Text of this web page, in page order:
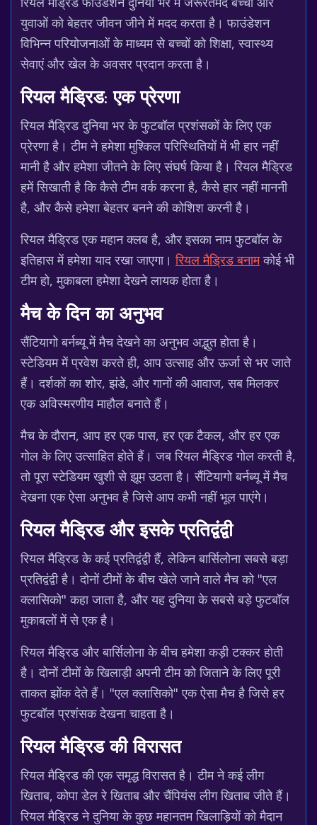
युवाओं को बेहतर जीवन जीने में मदद करता है। फाउंडेशन
विभिन्न परियोजनाओं के माध्यम से बच्चों को शिक्षा, स्वास्थ्य
सेवाएं और खेल के अवसर प्रदान करता है।
रियल मैड्रिड: एक प्रेरणा
रियल मैड्रिड दुनिया भर के फुटबॉल प्रशंसकों के लिए एक
प्रेरणा है। टीम ने हमेशा मुश्किल परिस्थितियों में भी हार नहीं
मानी है और हमेशा जीतने के लिए संघर्ष किया है। रियल मैड्रिड
हमें सिखाती है कि कैसे टीम वर्क करना है, कैसे हार नहीं माननी
है, और कैसे हमेशा बेहतर बनने की कोशिश करनी है।
रियल मैड्रिड एक महान क्लब है, और इसका नाम फुटबॉल के
इतिहास में हमेशा याद रखा जाएगा।रियल मैड्रिड बनामकोई भी
टीम हो, मुकाबला हमेशा देखने लायक होता है।
मैच के दिन का अनुभव
सैंटियागो बर्नब्यू में मैच देखने का अनुभव अद्भुत होता है।
स्टेडियम में प्रवेश करते ही, आप उत्साह और ऊर्जा से भर जाते
हैं। दर्शकों का शोर, झंडे, और गानों की आवाज, सब मिलकर
एक अविस्मरणीय माहौल बनाते हैं।
मैच के दौरान, आप हर एक पास, हर एक टैकल, और हर एक
गोल के लिए उत्साहित होते हैं। जब रियल मैड्रिड गोल करती है,
तो पूरा स्टेडियम खुशी से झूम उठता है। सैंटियागो बर्नब्यू में मैच
देखना एक ऐसा अनुभव है जिसे आप कभी नहीं भूल पाएंगे।
रियल मैड्रिड और इसके प्रतिद्वंद्वी
रियल मैड्रिड के कई प्रतिद्वंद्वी हैं, लेकिन बार्सिलोना सबसे बड़ा
प्रतिद्वंद्वी है। दोनों टीमों के बीच खेले जाने वाले मैच को "एल
क्लासिको" कहा जाता है, और यह दुनिया के सबसे बड़े फुटबॉल
मुकाबलों में से एक है।
रियल मैड्रिड और बार्सिलोना के बीच हमेशा कड़ी टक्कर होती
है। दोनों टीमों के खिलाड़ी अपनी टीम को जिताने के लिए पूरी
ताकत झोंक देते हैं। "एल क्लासिको" एक ऐसा मैच है जिसे हर
फुटबॉल प्रशंसक देखना चाहता है।
रियल मैड्रिड की विरासत
रियल मैड्रिड की एक समृद्ध विरासत है। टीम ने कई लीग
खिताब, कोपा डेल रे खिताब और चैंपियंस लीग खिताब जीते हैं।
रियल मैड्रिड ने दुनिया के कुछ महानतम खिलाड़ियों को मैदान